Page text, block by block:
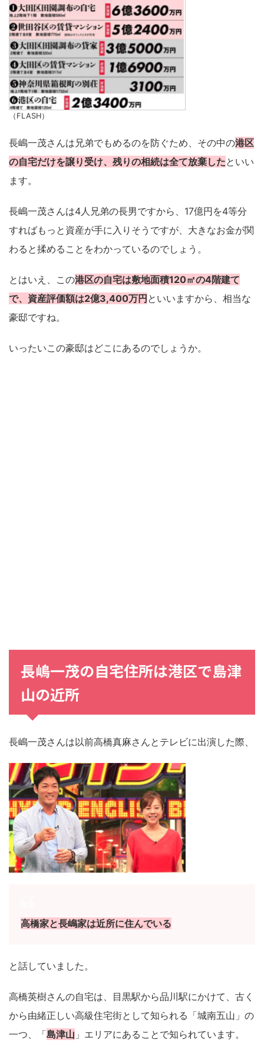
（FLASH）
長嶋一茂さんは兄弟でもめるのを防ぐため、その中の港区
の自宅だけを譲り受け、残りの相続は全て放棄したといい
ます。
長嶋一茂さんは4人兄弟の長男ですから、17億円を4等分
すればもっと資産が手に入りそうですが、大きなお金が関
わると揉めることをわかっているのでしょう。
とはいえ、この港区の自宅は敷地面積120㎡の4階建て
で、資産評価額は2億3,400万円といいますから、相当な
豪邸ですね。
いったいこの豪邸はどこにあるのでしょうか。
長嶋一茂の自宅住所は港区で島津
山の近所
長嶋一茂さんは以前高橋真麻さんとテレビに出演した際、
高橋家と長嶋家は近所に住んでいる
と話していました。
高橋英樹さんの自宅は、目黒駅から品川駅にかけて、古く
から由緒正しい高級住宅街として知られる「城南五山」の
一つ、「島津山 」エリアにあることで知られています。